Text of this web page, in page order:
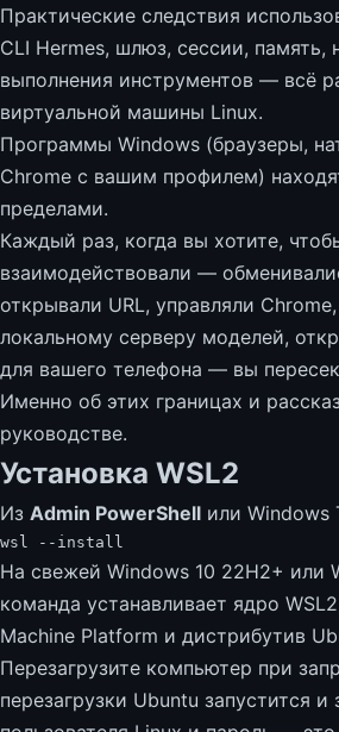
Практические следствия
CLI Hermes, шлюз, сессии, память,
выполнения инструментов — всё
виртуальной машины Linux.
Программы Windows (браузеры,
Chrome с вашим профилем)
пределами.
Каждый раз, когда вы хотите,
взаимодействовали —
открывали URL, управляли
локальному серверу моделей,
для вашего телефона — вы
Именно об этих границах и
руководстве.
Установка WSL2
Из Admin PowerShell или Windows
wsl - -install
На свежей Windows 10 22H2+ или
команда устанавливает ядро
Machine Platform и дистрибутив
Перезагрузите компьютер при
перезагрузки Ubuntu запустится и